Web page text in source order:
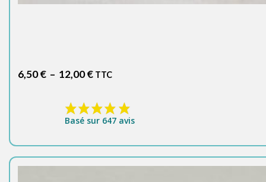
6,50€ – 12,00€Plage
6,50 €
à
TTC
Basé sur 647 avis